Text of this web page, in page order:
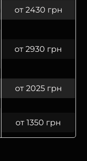
от 2430 грн
от 2930 грн
от 2025 грн
от 1350 грн